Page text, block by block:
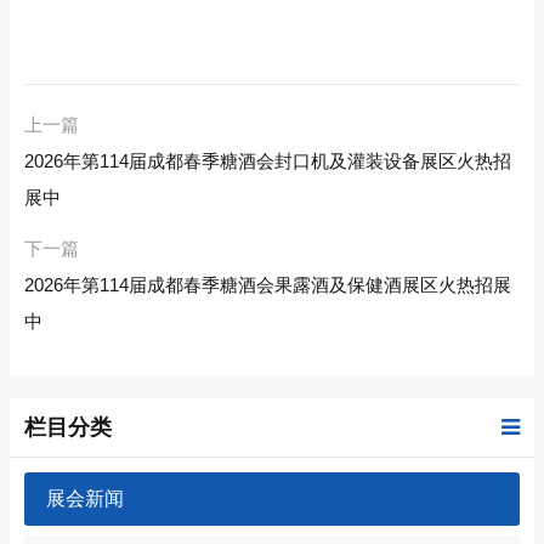
上一篇
2026年第114届成都春季糖酒会封口机及灌装设备展区火热招
展中
下一篇
2026年第114届成都春季糖酒会果露酒及保健酒展区火热招展
中
栏目分类
展会新闻